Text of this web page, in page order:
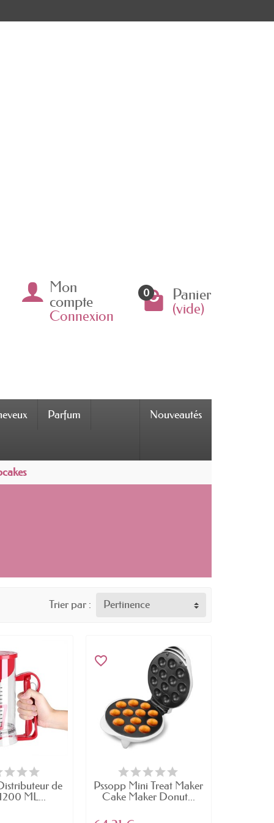
Mon
compte
Connexion
0 Panier
(vide)
Parfum Nouveautés
Trier par : Pertinence
de
ML...
favorite_border
Pssopp Mini Treat Maker
Cake Maker Donut...